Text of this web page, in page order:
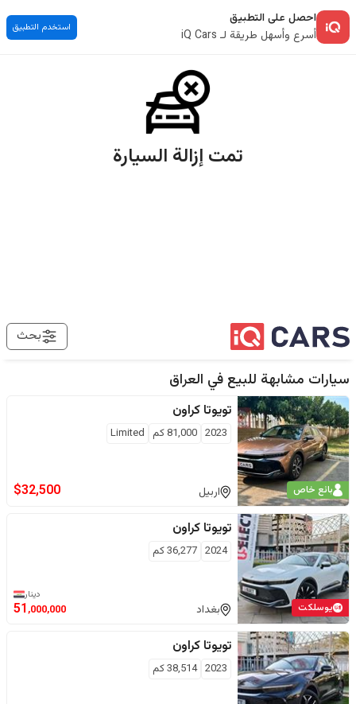
احصل على التطبيق
أسرع وأسهل طريقة لـ iQ Cars
استخدم التطبيق
تمت إزالة السيارة
بحث
سيارات مشابهة للبيع في العراق
بائع خاص
تويوتا كراون
2023
81,000كم Limited
اربيل $32,500
يوسلكت
تويوتا كراون
2024
36,277كم
بغداد
دينار
51,000,000
تويوتا كراون
2023
38,514كم